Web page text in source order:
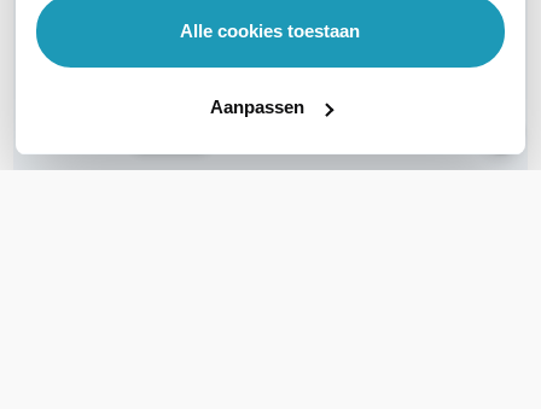
Alle cookies toestaan
Aanpassen
Bel ons